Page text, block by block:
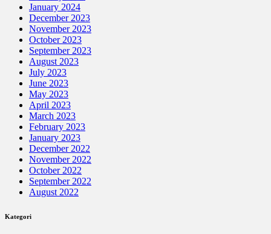
January 2024
December 2023
November 2023
October 2023
September 2023
August 2023
July 2023
June 2023
May 2023
April 2023
March 2023
February 2023
January 2023
December 2022
November 2022
October 2022
September 2022
August 2022
Kategori